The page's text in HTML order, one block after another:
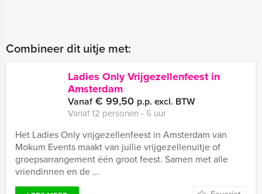
Combineer dit uitje met:
Ladies Only Vrijgezellenfeest in
Amsterdam
Vanaf€ 99,50 p.p. excl. BTW
Vanaf 12 personen ‐ 5 uur
Het Ladies Only vrijgezellenfeest in Amsterdam van
Mokum Events maakt van jullie vrijgezellenuitje of
groepsarrangement één groot feest. Samen met alle
vriendinnen en de ...